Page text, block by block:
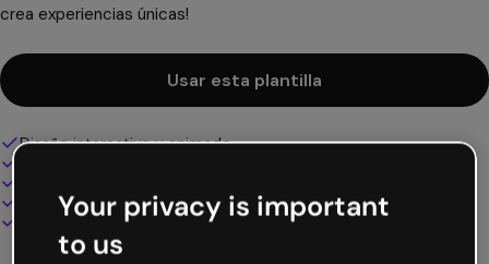
crea experiencias únicas!
Usar esta plantilla
Diseño interactivo y animado
Presenta, comparte o publica online
Descarga en PDF, MP4 y otros formatos
Your privacy is important
to us